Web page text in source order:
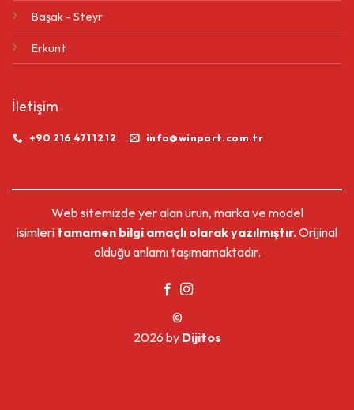
Başak - Steyr
Erkunt
İletişim
+90 216 471 12 12 info@winpart.com.tr
Web sitemizde yer alan ürün, marka ve model
isimleri tamamen bilgi amaçlı olarak yazılmıştır.Orijinal
olduğu anlamı taşımamaktadır.
©
2026 by Dijitos